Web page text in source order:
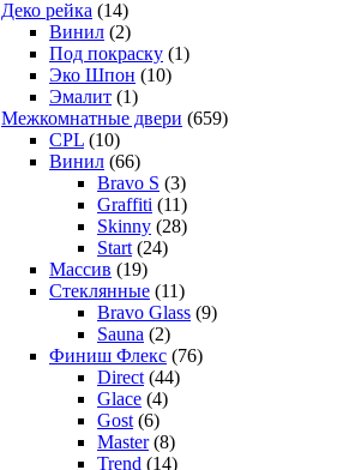
Деко рейка (14)
Винил (2)
Под покраску (1)
Эко Шпон (10)
Эмалит (1)
Межкомнатные двери (659)
CPL (10)
Винил (66)
Bravo S (3)
Graffiti (11)
Skinny (28)
Start (24)
Массив (19)
Стеклянные (11)
Bravo Glass (9)
Sauna (2)
Финиш Флекс (76)
Direct (44)
Glace (4)
Gost (6)
Master (8)
Trend (14)